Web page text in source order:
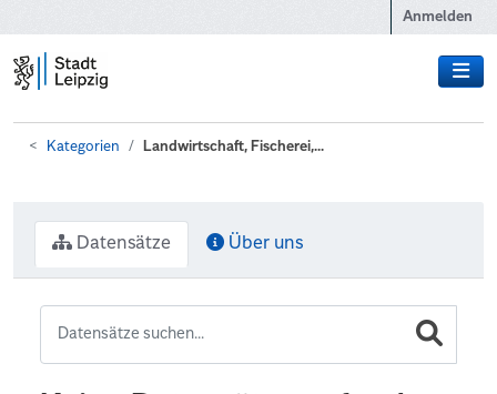
Anmelden
Kategorien Landwirtschaft, Fischerei,...
Datensätze Über uns